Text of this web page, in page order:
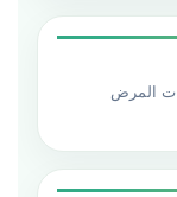
المرض